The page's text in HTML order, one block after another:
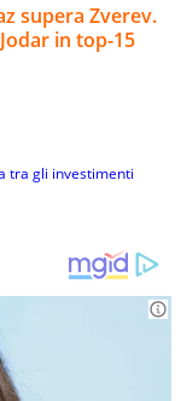
supera Zverev.
in top-15
tra gli investimenti